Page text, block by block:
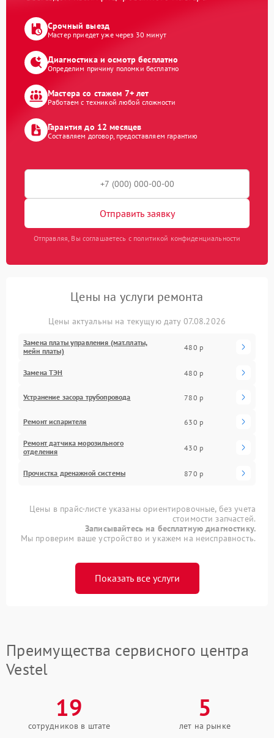
Срочный выезд
Мастер приедет уже через 30 минут
Диагностика и осмотр бесплатно
Определим причину поломки бесплатно
Мастера со стажем 7+ лет
Работаем с техникой любой сложности
Гарантия до 12 месяцев
Составляем договор, предоставляем гарантию
Отправить заявку
Отправляя, Вы соглашаетесь с политикой конфиденциальности
Цены на услуги ремонта
Цены актуальны на текущую дату 07.08.2026
Замена платы управления (мат.платы,
мейн платы)
480 р
Замена ТЭН 480 р
Устранение засора трубопровода 780 р
Ремонт испарителя 630 р
Ремонт датчика морозильного
отделения
430 р
Прочистка дренажной системы 870 р
Цены в прайс-листе указаны ориентировочные, без учета
стоимости запчастей.
Записывайтесь на бесплатную диагностику.
Мы проверим ваше устройство и укажем на неисправность.
Показать все услуги
Преимущества сервисного центра
Vestel
19
сотрудников в штате
5
лет на рынке